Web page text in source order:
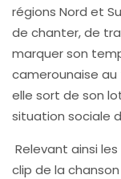
régions Nord et
de chanter, de
marquer son
camerounaise au
elle sort de son
situation sociale
Relevant ainsi
clip de la chanson